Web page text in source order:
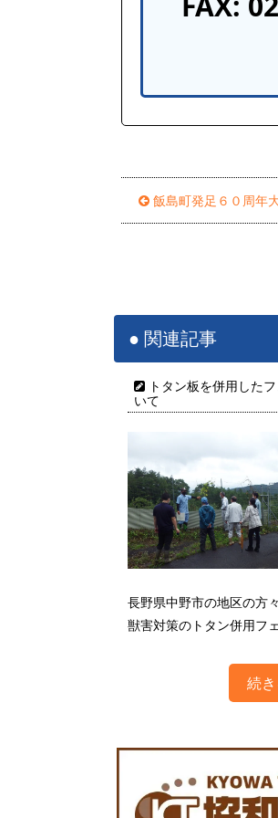
飯島町発足６０周年
関連記事
トタン板を併用した
いて
長野県中野市の地区の方
獣害対策のトタン併用フ
続